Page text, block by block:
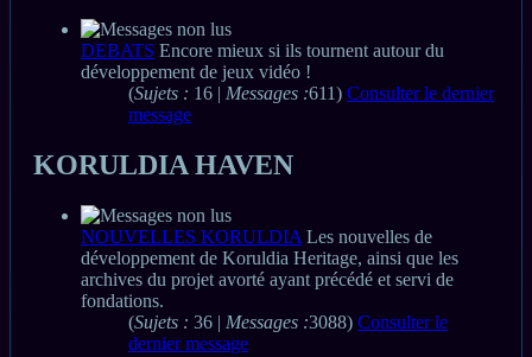
DEBATS Encore mieux si ils tournent autour du
développement de jeux vidéo !
(Sujets : 16 | Messages :611) Consulter le dernier
message
KORULDIA HAVEN
NOUVELLES KORULDIA Les nouvelles de
développement de Koruldia Heritage, ainsi que les
archives du projet avorté ayant précédé et servi de
fondations.
(Sujets : 36 | Messages :3088) Consulter le
dernier message